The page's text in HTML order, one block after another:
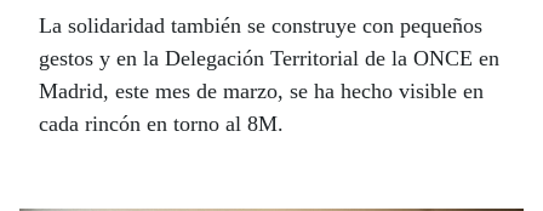
La solidaridad también se construye con pequeños
gestos y en la Delegación Territorial de la ONCE en
Madrid, este mes de marzo, se ha hecho visible en
cada rincón en torno al 8M.